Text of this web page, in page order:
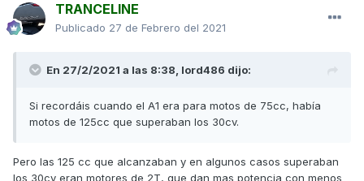
TRANCELINE
Publicado 27 de Febrero del 2021
En 27/2/2021 a las 8:38, lord486 dijo:
Si recordáis cuando el A1 era para motos de 75cc, había
motos de 125cc que superaban los 30cv.
Pero las 125 cc que alcanzaban y en algunos casos superaban
los 30cv eran motores de 2T, que dan mas potencia con menos